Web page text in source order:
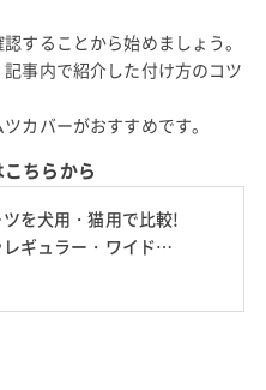
することから始めましょう。
事内で紹介した付け方のコツ
カバーがおすすめです。
ちらから
を犬用・猫用で比較!
ギュラー・ワイドの